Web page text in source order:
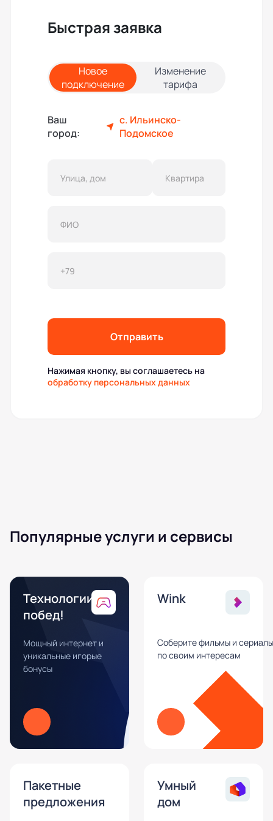
Быстрая заявка
Новое
подключение
Изменение
тарифа
Ваш
город:
с. Ильинско-
Подомское
Отправить
Нажимая кнопку, вы соглашаетесь на
обработку персональных данных
Популярные услуги и сервисы
Технологии
побед!
Мощный интернет и
уникальные игорые
бонусы
Wink
Соберите фильмы и сериалы
по своим интересам
Пакетные
предложения
Умный
дом